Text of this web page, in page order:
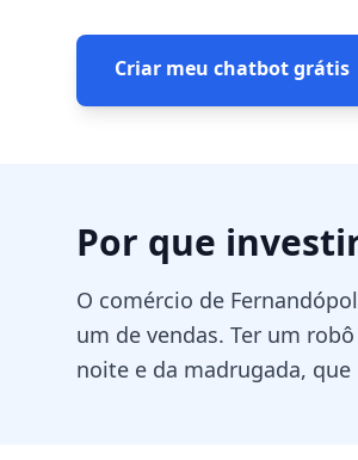
Criar meu chatbot grátis
Por que
O comércio de
um de vendas. Ter um
noite e da madrugada,